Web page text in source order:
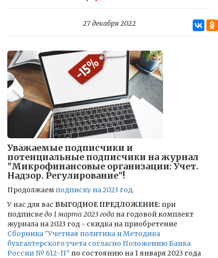
27 декабря 2022
Уважаемые подписчики и
потенциальные подписчики на журнал
"Микрофинансовые организации: Учет.
Надзор. Регулирование"!
Продолжаем подписку на 2023 год.
У нас для вас ВЫГОДНОЕ ПРЕДЛОЖЕНИЕ: при
подпискедо 1 марта 2023 года на годовой комплект
журнала на 2023 год - скидка на приобретение
Сборника "Учетная политика и Методика
бухгалтерского учета согласно Положению Банка
России № 612-П" по состоянию на 1 января 2023 года